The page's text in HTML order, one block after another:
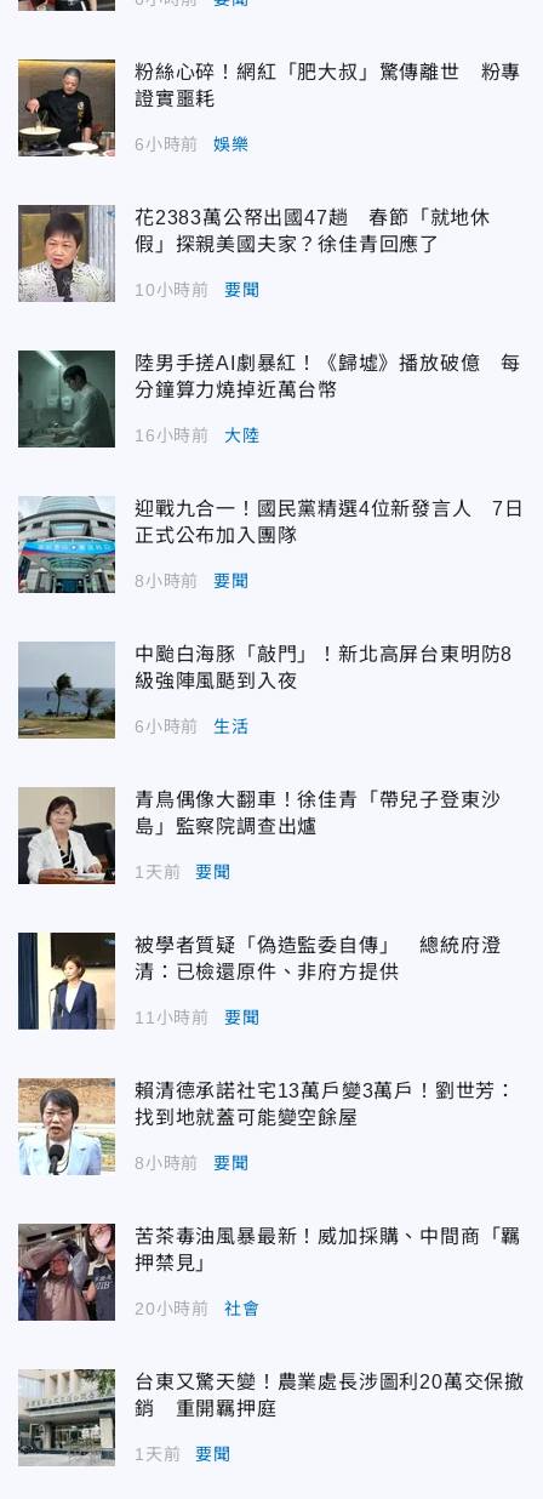
粉絲心碎！網紅「肥大叔」驚傳離世 粉專
證實噩耗
6小時前 娛樂
花2383萬公帑出國47趟 春節「就地休
假」探親美國夫家？徐佳青回應了
10小時前 要聞
陸男手搓AI劇暴紅！《歸墟》播放破億 每
分鐘算力燒掉近萬台幣
16小時前 大陸
迎戰九合一！國民黨精選4位新發言人 7日
正式公布加入團隊
8小時前 要聞
中颱白海豚「敲門」！新北高屏台東明防8
級強陣風颳到入夜
6小時前 生活
青鳥偶像大翻車！徐佳青「帶兒子登東沙
島」監察院調查出爐
1天前 要聞
被學者質疑「偽造監委自傳」 總統府澄
清：已檢還原件、非府方提供
11小時前 要聞
賴清德承諾社宅13萬戶變3萬戶！劉世芳：
找到地就蓋可能變空餘屋
8小時前 要聞
苦茶毒油風暴最新！威加採購、中間商「羈
押禁見」
20小時前 社會
台東又驚天變！農業處長涉圖利20萬交保撤
銷 重開羈押庭
1天前 要聞